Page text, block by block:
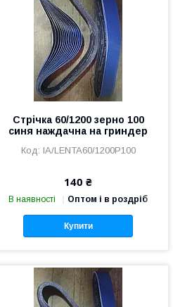
Стрічка 60/1200 зерно 100
синя наждачна на гриндер
IA/LENTA60/1200P100
140 ₴
В наявності Оптом і в роздріб
Купити